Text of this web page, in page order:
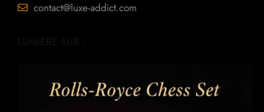
contact@luxe-addict.com